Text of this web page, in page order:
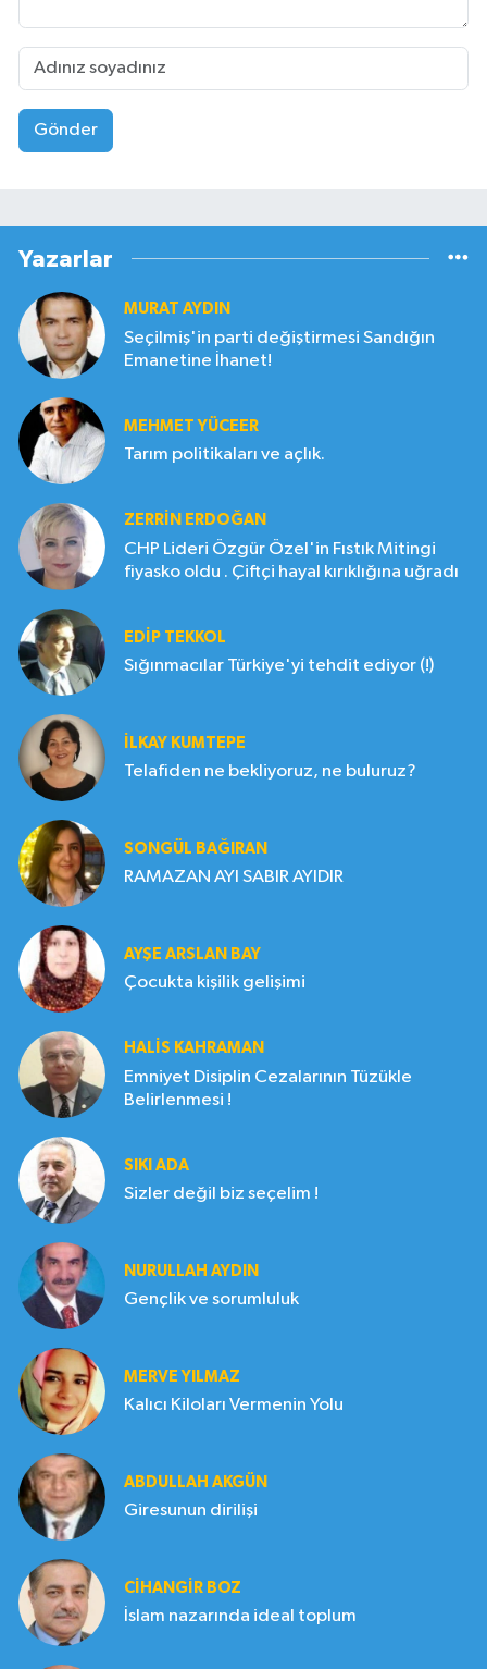
Gönder
Yazarlar
MURAT AYDIN
Seçilmiş'in parti değiştirmesi Sandığın
Emanetine İhanet!
MEHMET YÜCEER
Tarım politikaları ve açlık.
ZERRIN ERDOĞAN
CHP Lideri Özgür Özel'in Fıstık Mitingi
fiyasko oldu . Çiftçi hayal kırıklığına uğradı
EDIP TEKKOL
Sığınmacılar Türkiye'yi tehdit ediyor (!)
İLKAY KUMTEPE
Telafiden ne bekliyoruz, ne buluruz?
SONGÜL BAĞIRAN
RAMAZAN AYI SABIR AYIDIR
AYŞE ARSLAN BAY
Çocukta kişilik gelişimi
HALIS KAHRAMAN
Emniyet Disiplin Cezalarının Tüzükle
Belirlenmesi !
SIKI ADA
Sizler değil biz seçelim !
NURULLAH AYDIN
Gençlik ve sorumluluk
MERVE YILMAZ
Kalıcı Kiloları Vermenin Yolu
ABDULLAH AKGÜN
Giresunun dirilişi
CIHANGIR BOZ
İslam nazarında ideal toplum